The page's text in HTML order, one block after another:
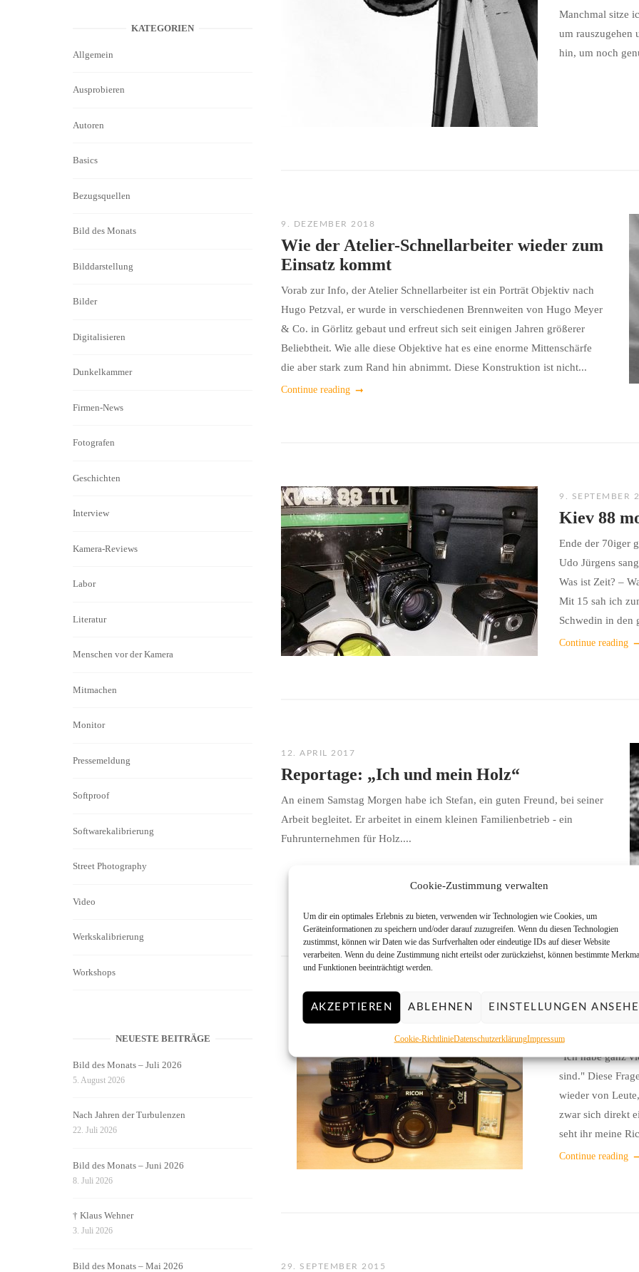
Cookie-Zustimmung verwalten
Um dir ein optimales Erlebnis zu bieten, verwenden wir Technologien wie Cookies, um
Geräteinformationen zu speichern und/oder darauf zuzugreifen. Wenn du diesen Technologien
zustimmst, können wir Daten wie das Surfverhalten oder eindeutige IDs auf dieser Website
verarbeiten. Wenn du deine Zustimmung nicht erteilst oder zurückziehst, können bestimmte
und Funktionen beeinträchtigt werden.
AKZEPTIEREN ABLEHNEN EINSTELLUNGEN
Cookie-RichtlinieDatenschutzerklärungImpressum
Manchmal sitze
um rauszugehen
hin, um noch
9. DEZEMBER 2018
Wie der Atelier-Schnellarbeiter wieder zum
Einsatz kommt
Vorab zur Info, der Atelier Schnellarbeiter ist ein Porträt Objektiv nach
Hugo Petzval, er wurde in verschiedenen Brennweiten von Hugo Meyer
& Co. in Görlitz gebaut und erfreut sich seit einigen Jahren größerer
Beliebtheit. Wie alle diese Objektive hat es eine enorme Mittenschärfe
die aber stark zum Rand hin abnimmt. Diese Konstruktion ist nicht...
Continue reading
9. SEPTEMBER
Kiev 88
Ende der 70iger
Udo Jürgens
Was ist Zeit? –
Mit 15 sah ich
Schwedin in den
Continue reading
12. APRIL 2017
Reportage: „Ich und mein Holz“
An einem Samstag Morgen habe ich Stefan, ein guten Freund, bei seiner
Arbeit begleitet. Er arbeitet in einem kleinen Familienbetrieb - ein
Fuhrunternehmen für Holz....
31. OKTOBER
"Ich habe ganz
sind." Diese
wieder von
zwar sich direkt
seht ihr meine
Continue reading
29. SEPTEMBER 2015
KATEGORIEN
Allgemein
Ausprobieren
Autoren
Basics
Bezugsquellen
Bild des Monats
Bilddarstellung
Bilder
Digitalisieren
Dunkelkammer
Firmen-News
Fotografen
Geschichten
Interview
Kamera-Reviews
Labor
Literatur
Menschen vor der Kamera
Mitmachen
Monitor
Pressemeldung
Softproof
Softwarekalibrierung
Street Photography
Video
Werkskalibrierung
Workshops
NEUESTE BEITRÄGE
Bild des Monats – Juli 2026
5. August 2026
Nach Jahren der Turbulenzen
22. Juli 2026
Bild des Monats – Juni 2026
8. Juli 2026
† Klaus Wehner
3. Juli 2026
Bild des Monats – Mai 2026